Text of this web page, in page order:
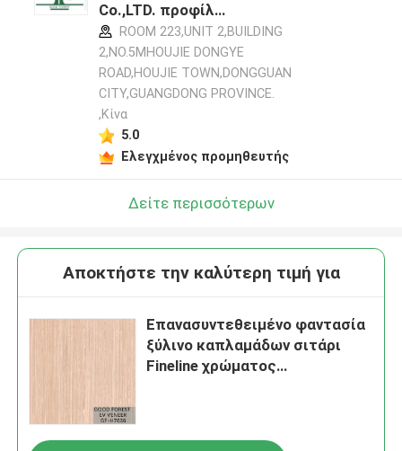
Co.,LTD. προφίλ
κατασκευαστή
ROOM 223,UNIT 2,BUILDING
2,NO.5MHOUJIE DONGYE
ROAD,HOUJIE TOWN,DONGGUAN
CITY,GUANGDONG PROVINCE.
,Κίνα
5.0
Ελεγχμένος προμηθευτής
Δείτε περισσότερων
Αποκτήστε την καλύτερη τιμή για
Επανασυντεθειμένο φαντασία
ξύλινο καπλαμάδων σιτάρι
Fineline χρώματος